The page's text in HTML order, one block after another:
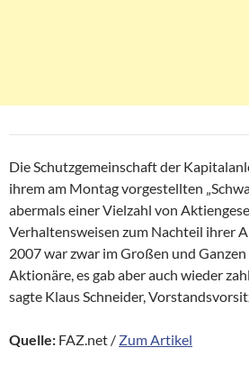
Die Schutzgemeinschaft der
ihrem am Montag vorgestellten
abermals einer Vielzahl von
Verhaltensweisen zum Nachteil ihrer
2007 war zwar im Großen und
Aktionäre, es gab aber auch wieder
sagte Klaus Schneider,
Quelle: FAZ.net / Zum Artikel